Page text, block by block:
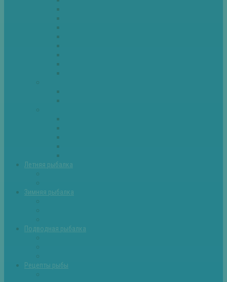
Летняя рыбалка
Зимняя рыбалка
Подводная рыбалка
Рецепты рыбы